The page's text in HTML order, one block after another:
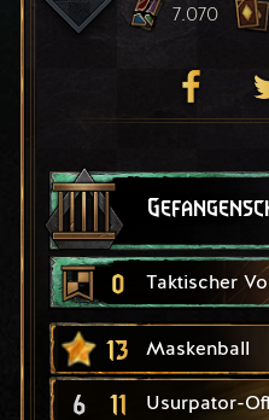
7.070
0 Taktischer
13 Maskenball
6 11 Usurpator-